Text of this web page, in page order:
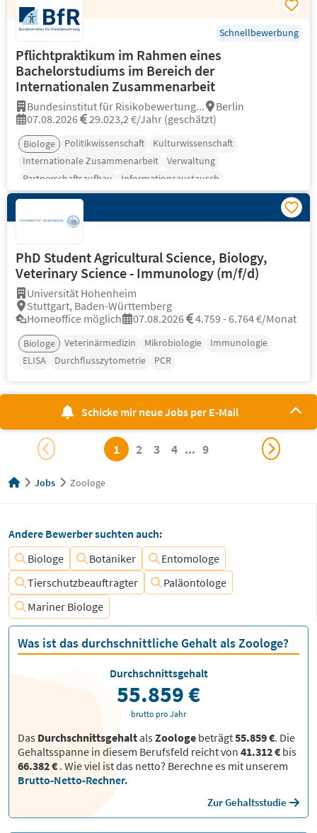
Schnellbewerbung
Pflichtpraktikum im Rahmen eines
Bachelorstudiums im Bereich der
Internationalen Zusammenarbeit
Bundesinstitut für Risikobewertung...
Berlin
07.08.2026
29.023,2 €/Jahr (geschätzt)
Biologe Politikwissenschaft
Kulturwissenschaft
Internationale Zusammenarbeit
Verwaltung
Partnerschaftsaufbau
Informationsaustausch
PhD Student Agricultural Science, Biology,
Veterinary Science - Immunology (m/f/d)
Universität Hohenheim
Stuttgart, Baden-Württemberg
Homeoffice möglich
07.08.2026 4.759 - 6.764 €/Monat
Biologe Veterinärmedizin Mikrobiologie
Immunologie
ELISA
Durchflusszytometrie PCR
Schicke mir neue Jobs per E-Mail
1 2 3 4 ... 9
Jobs Zoologe
Andere Bewerber suchten auch:
Biologe
Botaniker
Entomologe
Tierschutzbeauftragter
Paläontologe
Mariner Biologe
Was ist das durchschnittliche Gehalt als Zoologe?
Das DurchschnittsgehaltalsZoologe beträgt55.859 €. Die
Gehaltsspanne in diesem Berufsfeld reicht von 41.312 € bis
66.382 € . Wie viel ist das netto? Berechne es mit unserem
Brutto-Netto-Rechner.
Zur Gehaltsstudie
Durchschnittsgehalt
55.859 €
brutto pro Jahr